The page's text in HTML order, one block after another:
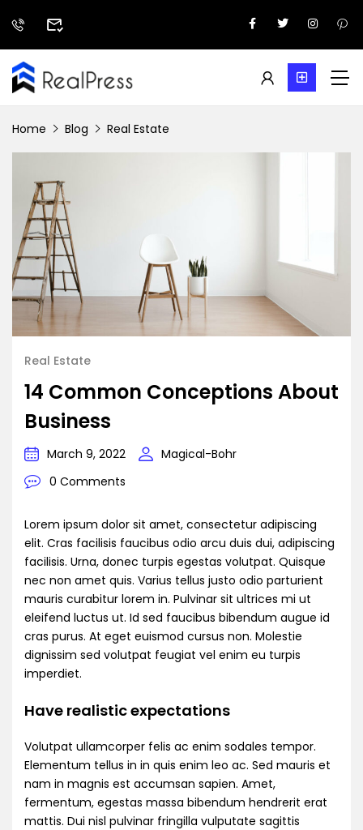
Home Blog Real Estate
Real Estate
14 Common Conceptions About
Business
March 9, 2022
Magical-Bohr
0 Comments
Lorem ipsum dolor sit amet, consectetur adipiscing
elit. Cras facilisis faucibus odio arcu duis dui, adipiscing
facilisis. Urna, donec turpis egestas volutpat. Quisque
nec non amet quis. Varius tellus justo odio parturient
mauris curabitur lorem in. Pulvinar sit ultrices mi ut
eleifend luctus ut. Id sed faucibus bibendum augue id
cras purus. At eget euismod cursus non. Molestie
dignissim sed volutpat feugiat vel enim eu turpis
imperdiet.
Have realistic expectations
Volutpat ullamcorper felis ac enim sodales tempor.
Elementum tellus in in quis enim leo ac. Sed mauris et
nam in magnis est accumsan sapien. Amet,
fermentum, egestas massa bibendum hendrerit erat
mattis. Dui nisl pulvinar fringilla vulputate sagittis